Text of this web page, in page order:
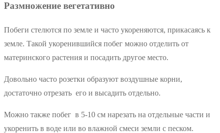
Размножение вегетативно
Побеги стелются по земле и часто укореняются, прикасаясь к
земле. Такой укоренившийся побег можно отделить от
материнского растения и посадить другое место.
Довольно часто розетки образуют воздушные корни,
достаточно отрезать его и высадить отдельно.
Можно также побег в 5-10 см нарезать на отдельные части и
укоренить в воде или во влажной смеси земли с песком.